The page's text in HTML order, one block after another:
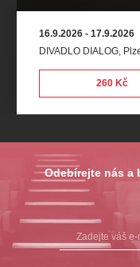
16.9.2026 - 17.9.2026
DIVADLO DIALOG
260 Kč
Odebírejte nás a